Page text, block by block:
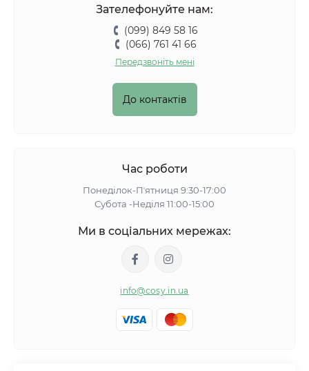
Зателефонуйте нам:
(099) 849 58 16
(066) 761 41 66
Передзвоніть мені
До контактів
Час роботи
Понеділок-Пʼятниця 9:30-17:00
Субота -Неділя 11:00-15:00
Ми в соціальних мережах:
info@cosy.in.ua